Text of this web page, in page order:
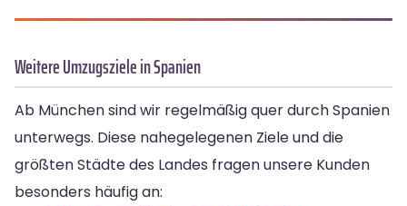
Weitere Umzugsziele in Spanien
Ab München sind wir regelmäßig quer durch Spanien
unterwegs. Diese nahegelegenen Ziele und die
größten Städte des Landes fragen unsere Kunden
besonders häufig an: